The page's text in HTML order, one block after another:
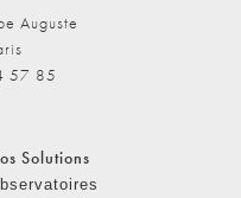
Auguste
57 85
Solutions